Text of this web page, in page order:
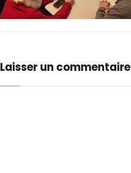
Laisser un commentaire